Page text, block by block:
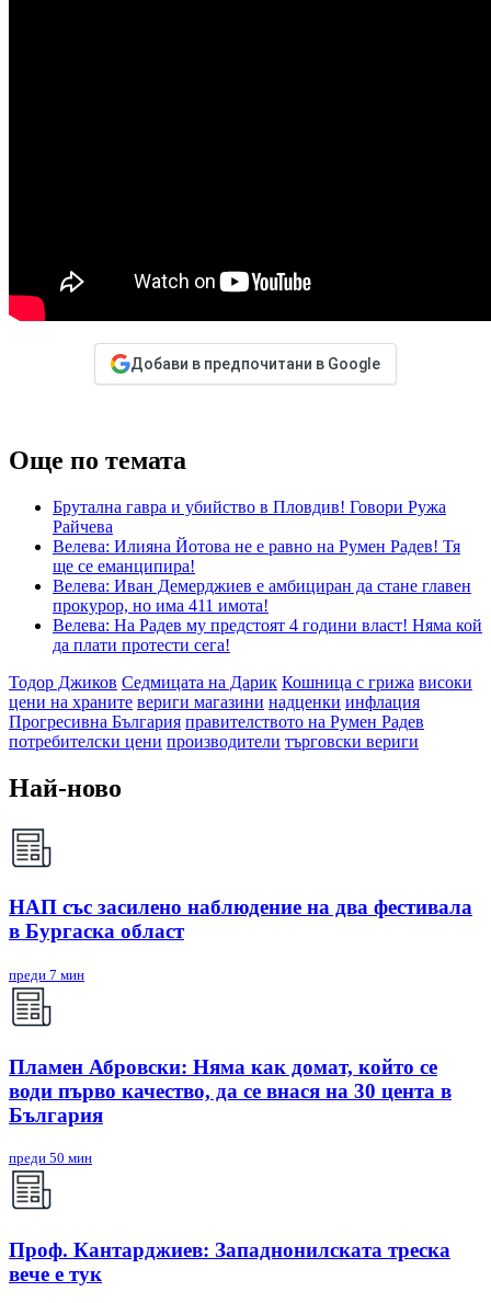
Добави в предпочитани в Google
Още по темата
Брутална гавра и убийство в Пловдив! Говори Ружа
Райчева
Велева: Илияна Йотова не е равно на Румен Радев! Тя
ще се еманципира!
Велева: Иван Демерджиев е амбициран да стане главен
прокурор, но има 411 имота!
Велева: На Радев му предстоят 4 години власт! Няма кой
да плати протести сега!
Тодор Джиков Седмицата на Дарик Кошница с грижа високи
цени на храните вериги магазини надценки инфлация
Прогресивна България правителството на Румен Радев
потребителски цени производители търговски вериги
Най-ново
НАП със засилено наблюдение на два фестивала
в Бургаска област
преди 7 мин
Пламен Абровски: Няма как домат, който се
води първо качество, да се внася на 30 цента в
България
преди 50 мин
Проф. Кантарджиев: Западнонилската треска
вече е тук